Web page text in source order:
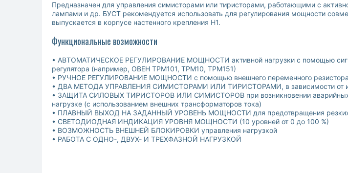
Предназначен для управления симисторами или тиристорами, работающими с
лампами и др. БУСТ рекомендуется использовать для регулирования мощности
выпускается в корпусе настенного крепления Н1.
Функциональные возможности
• АВТОМАТИЧЕСКОЕ РЕГУЛИРОВАНИЕ МОЩНОСТИ активной нагрузки с помощью
регулятора (например, ОВЕН ТРМ101, ТРМ10, ТРМ151)
• РУЧНОЕ РЕГУЛИРОВАНИЕ МОЩНОСТИ с помощью внешнего переменного
• ДВА МЕТОДА УПРАВЛЕНИЯ СИМИСТОРАМИ ИЛИ ТИРИСТОРАМИ, в зависимости от
• ЗАЩИТА СИЛОВЫХ ТИРИСТОРОВ ИЛИ СИМИСТОРОВ при возникновении аварийных
нагрузке (с использованием внешних трансформаторов тока)
• ПЛАВНЫЙ ВЫХОД НА ЗАДАННЫЙ УРОВЕНЬ МОЩНОСТИ для предотвращения резких
• СВЕТОДИОДНАЯ ИНДИКАЦИЯ УРОВНЯ МОЩНОСТИ (10 уровней от 0 до 100 %)
• ВОЗМОЖНОСТЬ ВНЕШНЕЙ БЛОКИРОВКИ управления нагрузкой
• РАБОТА С ОДНО-, ДВУХ- И ТРЕХФАЗНОЙ НАГРУЗКОЙ